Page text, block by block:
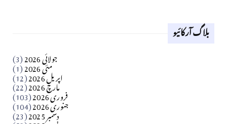
Apr 18, 2026
بلاگ آرکائیو
جولائی 2026 (3) مئی 2026 (1) اپریل 2026 (12) مارچ 2026 (22) فروری 2026 (103) جنوری 2026 (104) دسمبر 2025 (23)